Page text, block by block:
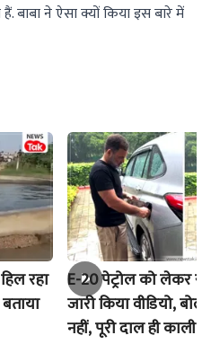
बाबा ने ऐसा क्यों किया इस बारे में
रहा
E-20 पेट्रोल को लेकर
जारी किया वीडियो,
नहीं, पूरी दाल ही काली है